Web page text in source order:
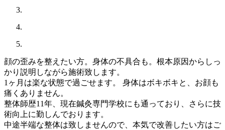
顔の歪みを整えたい方。身体の不具合も。根本原因からしっ
かり説明しながら施術致します。
1ヶ月は楽な状態で過ごせます。 身体はボキボキと、お顔も
痛くありません。
整体師歴11年、現在鍼灸専門学校にも通っており、さらに技
術向上に勤しんでおります。
中途半端な整体は致しませんので、本気で改善したい方はご